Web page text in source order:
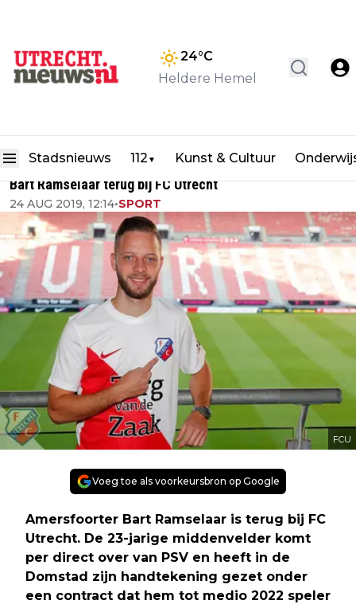
24°C
Heldere Hemel
Stadsnieuws 112 ▼ Kunst & Cultuur
Bart Ramselaar terug bij FC Utrecht
24 AUG 2019, 12:14•SPORT
FCU
Voeg toe als voorkeursbron op Google
Amersfoorter Bart Ramselaar is terug bij FC
Utrecht. De 23-jarige middenvelder komt
per direct over van PSV en heeft in de
Domstad zijn handtekening gezet onder
een contract dat hem tot medio 2022 speler